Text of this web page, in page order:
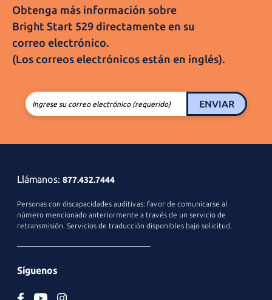
Obtenga más información sobre
Bright Start 529 directamente en su
correo electrónico.
(Los correos electrónicos están en inglés).
Ingrese su correo electrónico (requerido) ENVIAR
Llámanos: 877.432.7444
Personas con discapacidades auditivas: favor de comunicarse al
número mencionado anteriormente a través de un servicio de
retransmisión. Servicios de traducción disponibles bajo solicitud.
Síguenos